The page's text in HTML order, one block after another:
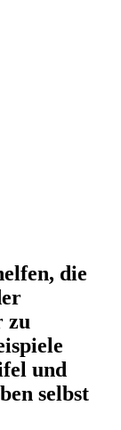
die
zu
und
selbst